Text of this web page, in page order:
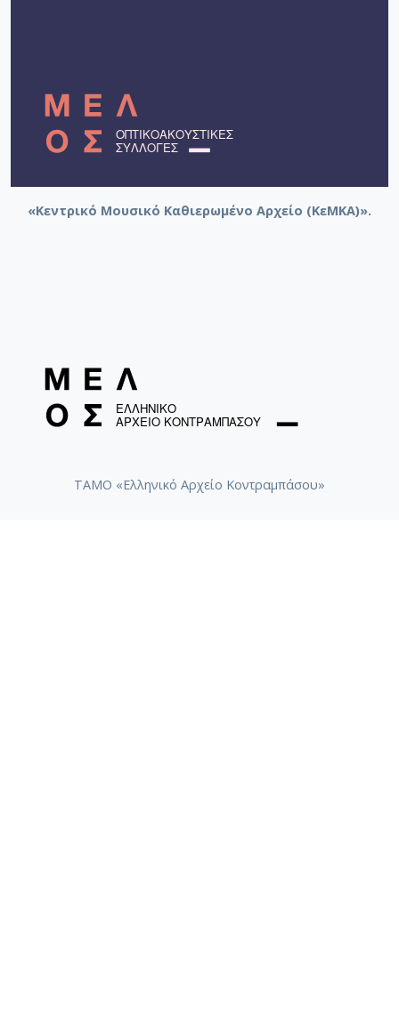
«Κεντρικό Μουσικό Καθιερωμένο Αρχείο (ΚεΜΚΑ)».
ΤΑΜΟ «Ελληνικό Αρχείο Κοντραμπάσου»